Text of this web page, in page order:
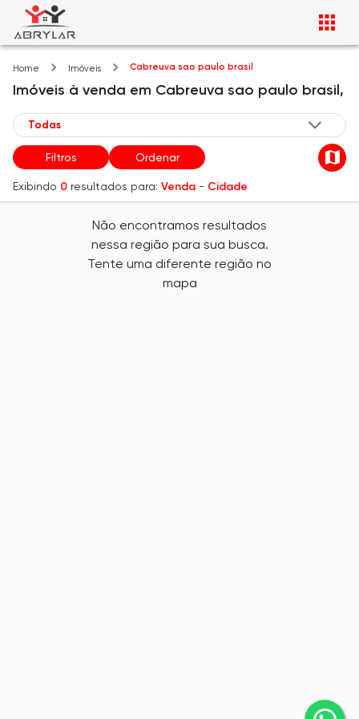
Home Imóveis Cabreuva sao paulo brasil
Imóveis à venda em Cabreuva sao paulo brasil,
Filtros Ordenar
Exibindo 0 resultados para: Venda - Cidade
Não encontramos resultados
nessa região para sua busca.
Tente uma diferente região no
mapa